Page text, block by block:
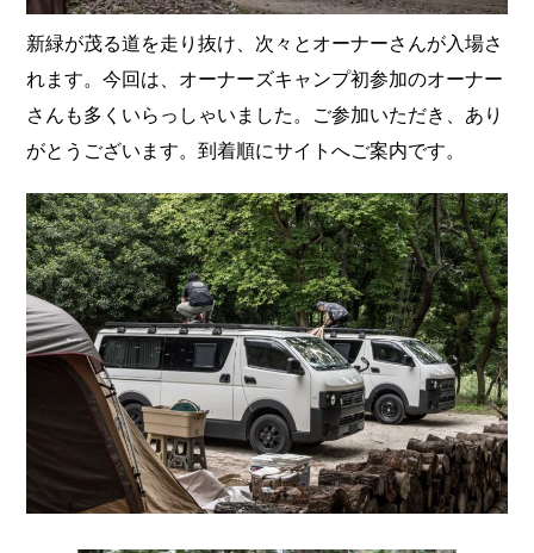
新緑が茂る道を走り抜け、次々とオーナーさんが入場さ
れます。今回は、オーナーズキャンプ初参加のオーナー
さんも多くいらっしゃいました。ご参加いただき、あり
がとうございます。到着順にサイトへご案内です。